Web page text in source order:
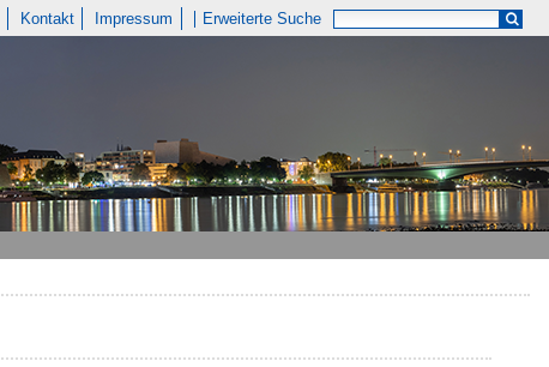
Kontakt Impressum Erweiterte Suche